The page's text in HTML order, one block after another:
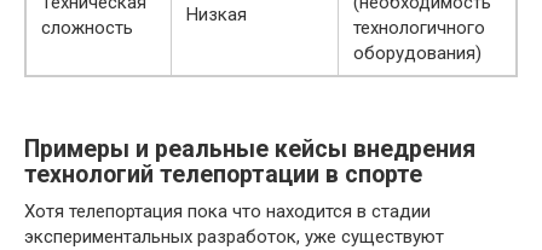
сложность
Низкая
технологичного
оборудования)
Примеры и реальные кейсы внедрения
технологий телепортации в спорте
Хотя телепортация пока что находится в стадии
экспериментальных разработок, уже существуют